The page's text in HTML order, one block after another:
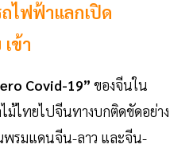
ไฟฟ้าแลกเปิด
ข้า
Covid-19” ของจีนใน
ม้ไทยไปจีนทางบกติดขัดอย่าง
พรมแดนจีน-ลาว และจีน-